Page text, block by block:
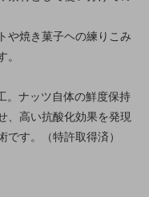
や焼き菓子ヘの練りこみ
。ナッツ自体の鮮度保持
、高い抗酸化効果を発現
す。（特許取得済）